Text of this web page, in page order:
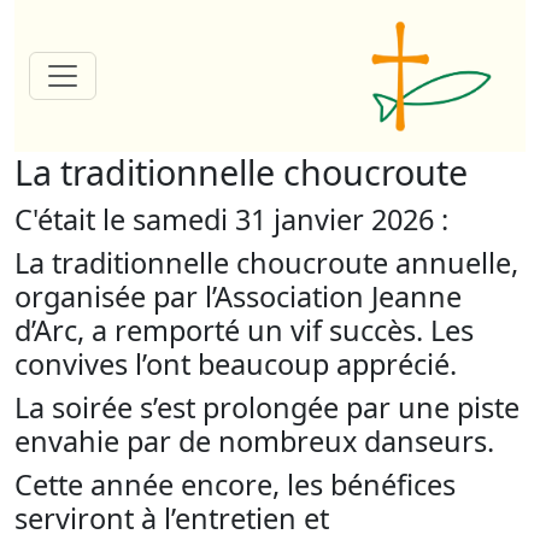
La traditionnelle choucroute
C'était le samedi 31 janvier 2026 :
La traditionnelle choucroute annuelle,
organisée par l’Association Jeanne
d’Arc, a remporté un vif succès. Les
convives l’ont beaucoup apprécié.
La soirée s’est prolongée par une piste
envahie par de nombreux danseurs.
Cette année encore, les bénéfices
serviront à l’entretien et